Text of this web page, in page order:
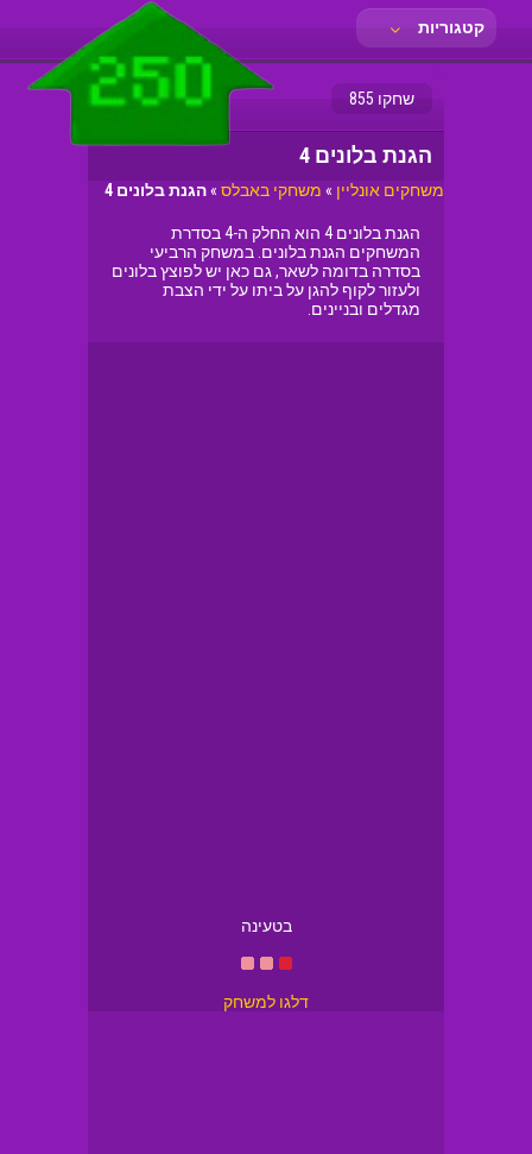
קטגוריות
שחקו 855
הגנת בלונים 4
משחקים אונליין » משחקי באבלס »הגנת בלונים 4
הגנת בלונים 4 הוא החלק ה-4 בסדרת
המשחקים הגנת בלונים. במשחק הרביעי
בסדרה בדומה לשאר, גם כאן יש לפוצץ בלונים
ולעזור לקוף להגן על ביתו על ידי הצבת
מגדלים ובניינים.
בטעינה
דלגו למשחק